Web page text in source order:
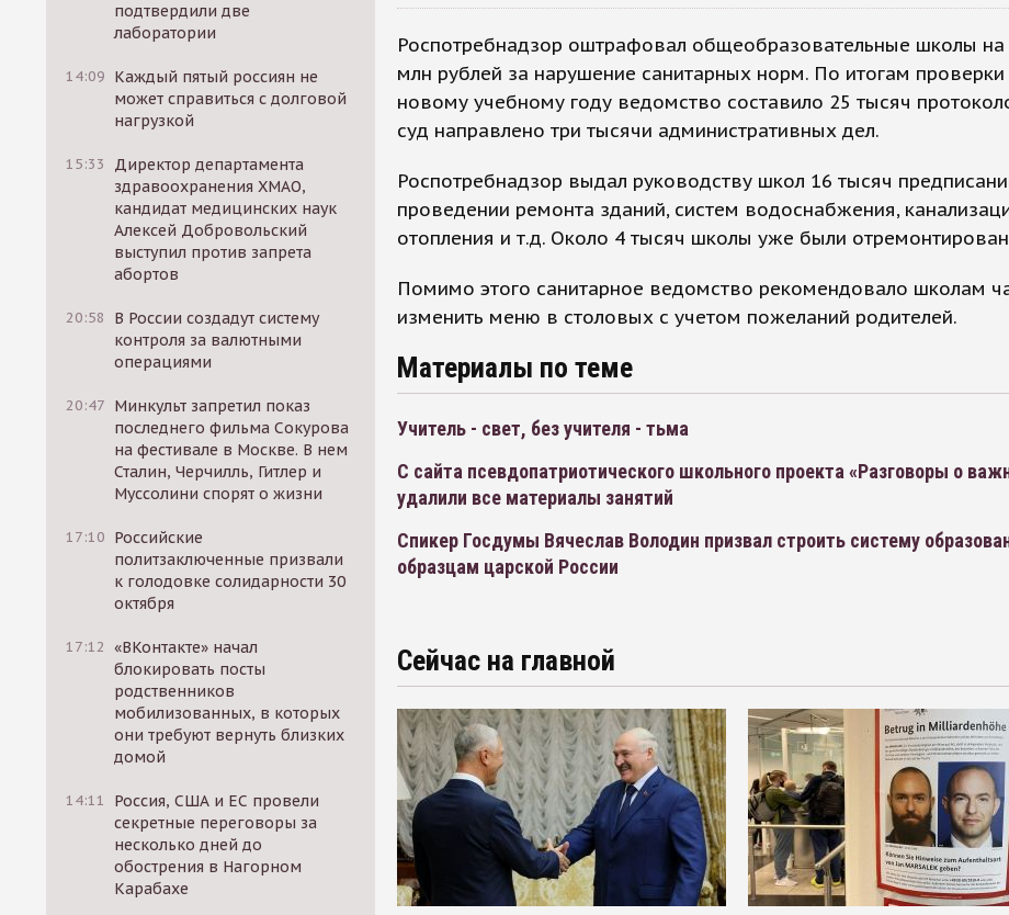
подтвердили две
лаборатории
14:09 Каждый пятый россиян не
может справиться с долговой
нагрузкой
15:33
Директор департамента
здравоохранения ХМАО,
кандидат медицинских наук
Алексей Добровольский
выступил против запрета
абортов
20:58
В России создадут систему
контроля за валютными
операциями
20:47 Минкульт запретил показ
последнего фильма Сокурова
на фестивале в Москве. В нем
Сталин, Черчилль, Гитлер и
Муссолини спорят о жизни
17:10 Российские
политзаключенные призвали
к голодовке солидарности 30
октября
17:12 «ВКонтакте» начал
блокировать посты
родственников
мобилизованных, в которых
они требуют вернуть близких
домой
14:11
Россия, США и ЕС провели
секретные переговоры за
несколько дней до
обострения в Нагорном
Карабахе
Роспотребнадзор оштрафовал общеобразовательные школы на
млн рублей за нарушение санитарных норм. По итогам
новому учебному году ведомство составило 25 тысяч
суд направлено три тысячи административных дел.
Роспотребнадзор выдал руководству школ 16 тысяч
проведении ремонта зданий, систем водоснабжения,
отопления и т.д. Около 4 тысяч школы уже были
Помимо этого санитарное ведомство рекомендовало школам
изменить меню в столовых с учетом пожеланий родителей.
Материалы по теме
Учитель - свет, без учителя - тьма
С сайта псевдопатриотического школьного проекта «Разговоры о
удалили все материалы занятий
Спикер Госдумы Вячеслав Володин призвал строить систему
образцам царской России
Сейчас на главной